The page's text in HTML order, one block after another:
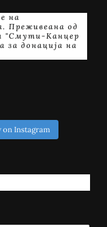
на
Преживеана од
"Смути-Канцер
за донација на
on Instagram